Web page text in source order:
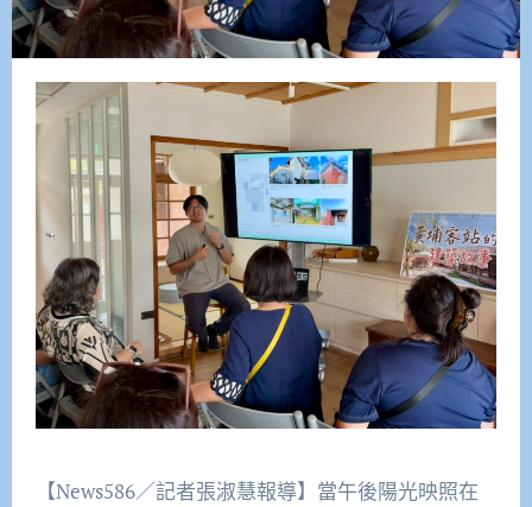
【News586／記者張淑慧報導】當午後陽光映照在